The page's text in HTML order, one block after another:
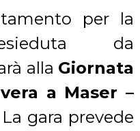
per la
da
alla Giornata
a Maser –
La gara prevede